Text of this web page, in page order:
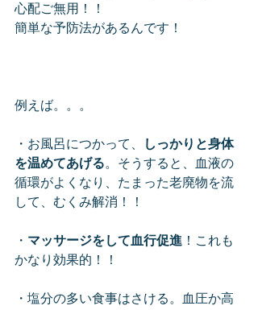
心配ご無用！！
簡単な予防法があるんです！
例えば。。。
・お風呂につかって、
しっかりと身体
を温めてあげる。そうすると、血液の
循環がよくなり、たまった老廃物を流
して、むくみ解消！！
・ マッサージをして血行促進 ！これも
かなり効果的！！
・塩分の多い食事はさける。血圧か高